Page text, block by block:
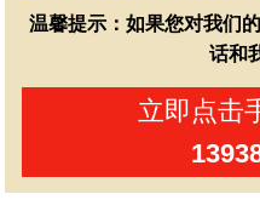
温馨提示：如果您对我们
话和
立即点击